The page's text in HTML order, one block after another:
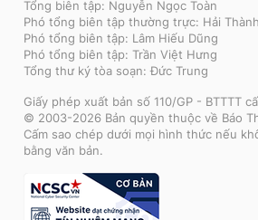
Tổng biên tập: Nguyễn Ngọc Toàn
Phó tổng biên tập thường trực: Hải Thành
Phó tổng biên tập: Lâm Hiếu Dũng
Phó tổng biên tập: Trần Việt Hưng
Tổng thư ký tòa soạn: Đức Trung
Giấy phép xuất bản số 110/GP - BTTTT
© 2003-2026 Bản quyền thuộc về Báo
Cấm sao chép dưới mọi hình thức nếu
bằng văn bản.